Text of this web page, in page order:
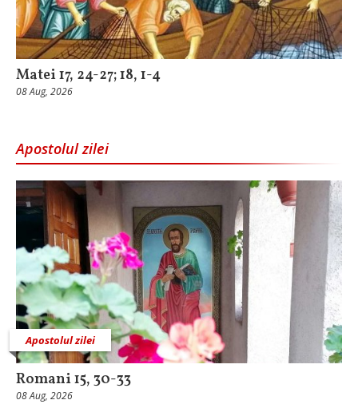
Matei 17, 24-27; 18, 1-4
08 Aug, 2026
Apostolul zilei
Apostolul zilei
Romani 15, 30-33
08 Aug, 2026